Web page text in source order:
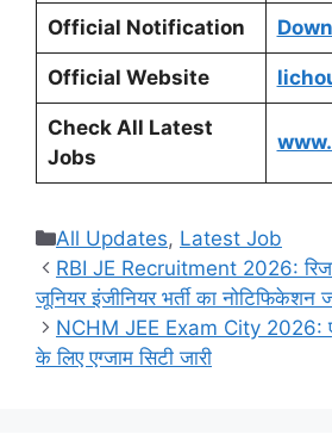
Official Notification
Official Website
Check All Latest
Jobs
Categories
All Updates, Latest Job
RBI JE Recruitment 2026:
जूनियर इंजीनियर भर्ती का नोटिफिकेशन
NCHM JEE Exam City 2026:
के लिए एग्जाम सिटी जारी